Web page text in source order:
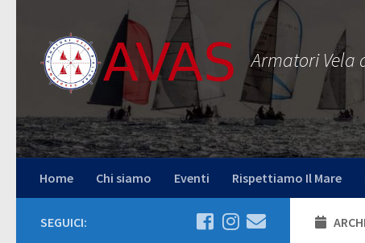
Salta al contenuto
Armatori Vela
Home Chi siamo Eventi Rispettiamo Il Mare
SEGUICI: